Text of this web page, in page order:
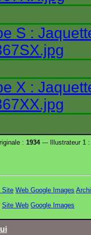
: 1934--- Illustrateur 1 :
Site Web Google Images
Site Web Google Images